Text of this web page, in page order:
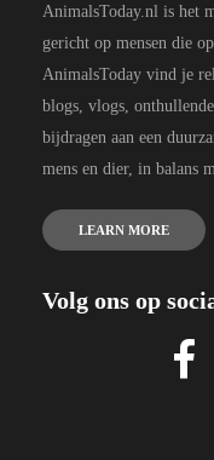
AnimalsToday.nl is het
gericht op mensen die
AnimalsToday vind je
blogs, vlogs,
bijdragen aan een
mens en dier, in balans
LEARN MORE
Volg ons op